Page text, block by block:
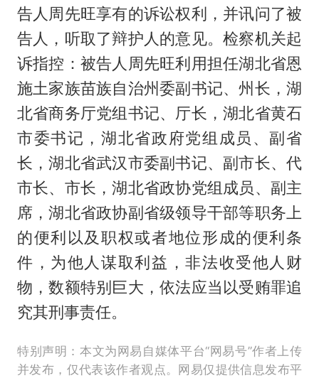
告人周先旺享有的诉讼权利，并讯问了被
告人，听取了辩护人的意见。检察机关起
诉指控：被告人周先旺利用担任湖北省恩
施土家族苗族自治州委副书记、州长，湖
北省商务厅党组书记、厅长，湖北省黄石
市委书记，湖北省政府党组成员、副省
长，湖北省武汉市委副书记、副市长、代
市长、市长，湖北省政协党组成员、副主
席，湖北省政协副省级领导干部等职务上
的便利以及职权或者地位形成的便利条
件，为他人谋取利益，非法收受他人财
物，数额特别巨大，依法应当以受贿罪追
究其刑事责任。
特别声明：本文为网易自媒体平台“网易号”作者上传
并发布，仅代表该作者观点。网易仅提供信息发布平